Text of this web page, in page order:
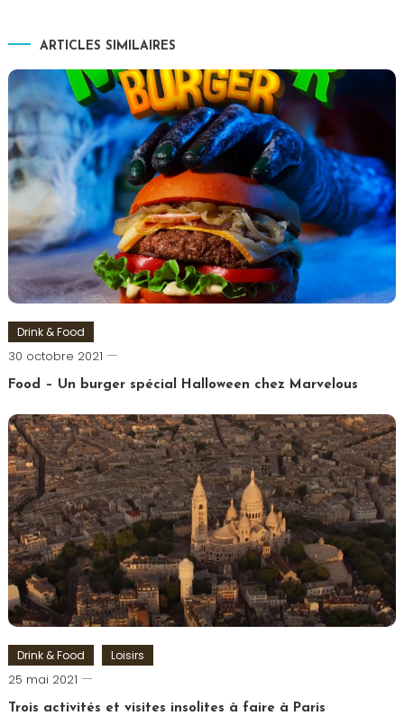
ARTICLES SIMILAIRES
Drink & Food
30 octobre 2021
Romain-
Food – Un burger spécial Halloween chez Marvelous
Tagged
Burger,
Halloween,
Marvel,
Marvelous
Drink & Food Loisirs
25 mai 2021
Romain-
Paris
Trois activités et visites insolites à faire à Paris